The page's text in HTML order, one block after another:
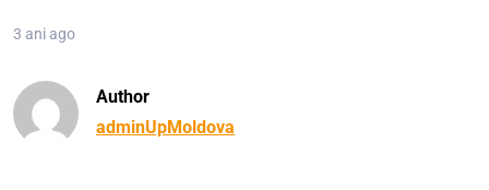
3 ani ago
Author
adminUpMoldova